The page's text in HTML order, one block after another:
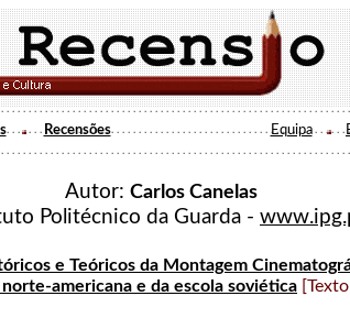
Recensões Equipa
Autor: Carlos Canelas
Politécnico da Guarda -
e Teóricos da Montagem
americana e da escola soviética